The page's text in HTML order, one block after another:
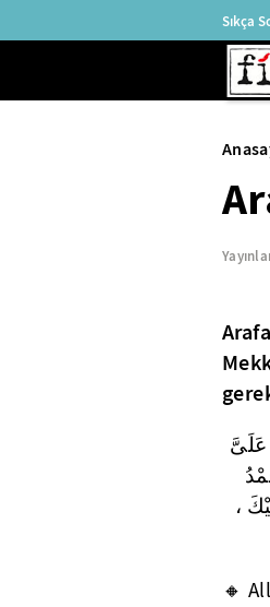
Sıkça
عَلَىَّ
،
🔸